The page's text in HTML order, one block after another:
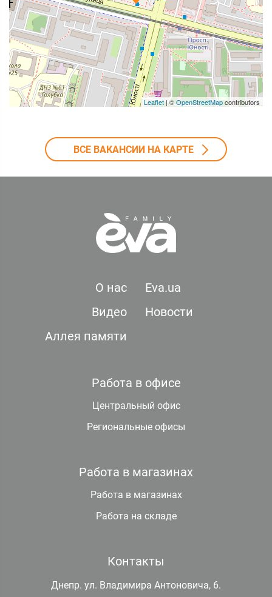
Leaflet| ©OpenStreetMapcontributors
ВСЕ ВАКАНСИИ НА КАРТЕ
О нас
Eva.ua
Видео
Новости
Аллея памяти
Работа в офисе
Центральный офис
Региональные офисы
Работа в магазинах
Работа в магазинах
Работа на складе
Контакты
Днепр. ул. Владимира Антоновича, 6.